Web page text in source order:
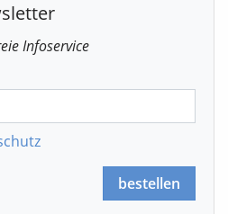
Infoservice
bestellen